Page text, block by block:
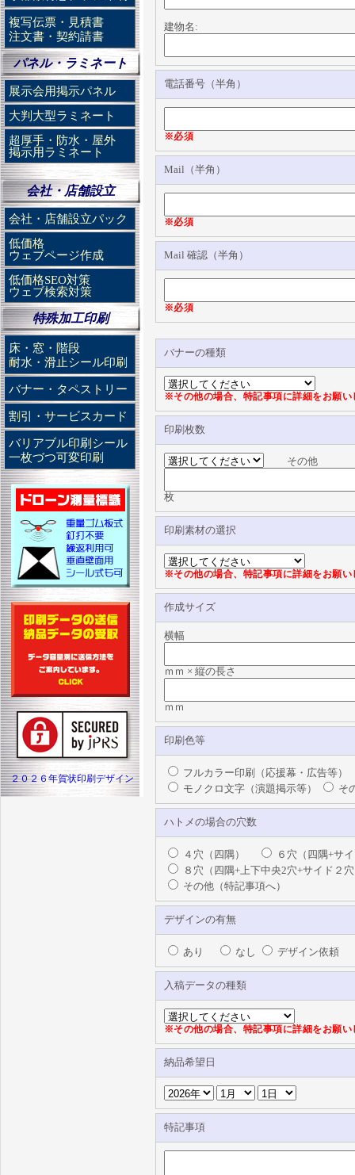
複写伝票・見積書
注文書・契約請書
パネル・ラミネート
展示会用掲示パネル
大判大型ラミネート
超厚手・防水・屋外
掲示用ラミネート
会社・店舗設立
会社・店舗設立パック
低価格
ウェブページ作成
低価格SEO対策
ウェブ検索対策
特殊加工印刷
床・窓・階段
耐水・滑止シール印刷
バナー・タペストリー
割引・サービスカード
バリアブル印刷シール
一枚づつ可変印刷
２０２６年賀状印刷デザイン
建物名:
電話番号（半角）
※必須
Mail（半角）
※必須
Mail 確認（半角）
※必須
バナーの種類
※その他の場合、特記事項に詳細をお願い
印刷枚数
その他
枚
印刷素材の選択
※その他の場合、特記事項に詳細をお願い
作成サイズ
横幅
ｍｍ × 縦の長さ
ｍｍ
印刷色等
フルカラー印刷（応援幕・広告等）
モノクロ文字（演題掲示等）
そ
ハトメの場合の穴数
４穴（四隅）
６穴（四隅+サ
８穴（四隅+上下中央2穴+サイド２
その他（特記事項へ）
デザインの有無
あり なし デザイン依頼
入稿データの種類
※その他の場合、特記事項に詳細をお願い
納品希望日
特記事項